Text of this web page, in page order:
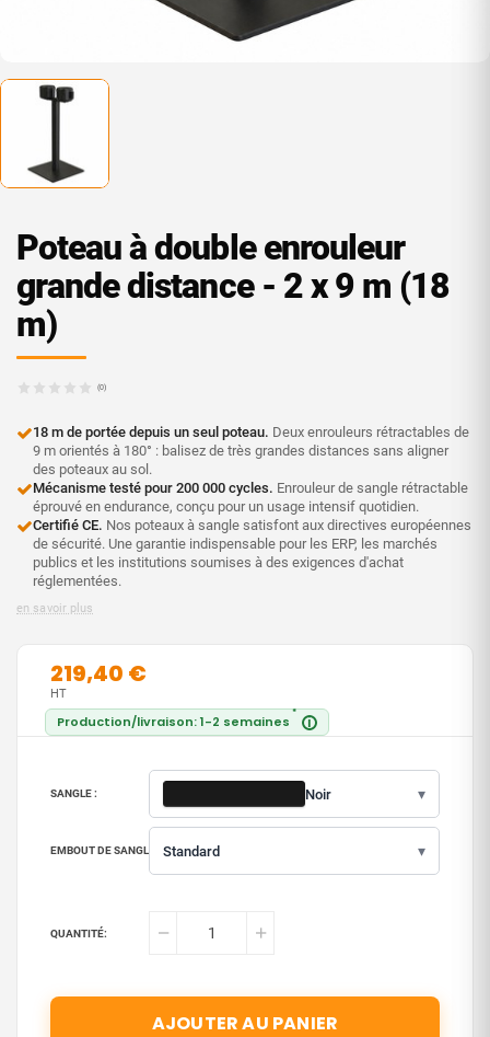
Poteau à double enrouleur
grande distance - 2 x 9 m (18
m)
(0)
18 m de portée depuis un seul poteau. Deux enrouleurs rétractables de
9 m orientés à 180° : balisez de très grandes distances sans aligner
des poteaux au sol.
Mécanisme testé pour 200 000 cycles. Enrouleur de sangle rétractable
éprouvé en endurance, conçu pour un usage intensif quotidien.
Certifié CE. Nos poteaux à sangle satisfont aux directives européennes
de sécurité. Une garantie indispensable pour les ERP, les marchés
publics et les institutions soumises à des exigences d'achat
réglementées.
en savoir plus
219,40 €
Production/livraison: 1-2 semaines *
i
HT
SANGLE : Noir ▾
EMBOUT DE SANGLE : Standard ▾
QUANTITÉ:
AJOUTER AU PANIER